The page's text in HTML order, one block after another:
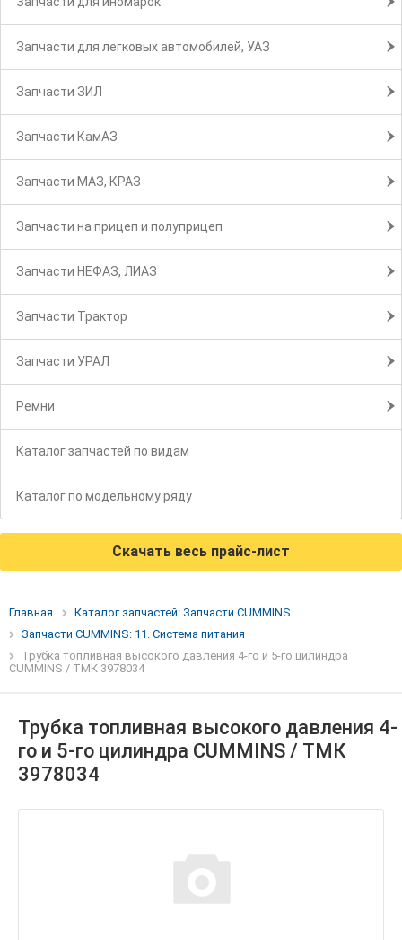
Запчасти для легковых автомобилей, УАЗ
Запчасти ЗИЛ
Запчасти КамАЗ
Запчасти МАЗ, КРАЗ
Запчасти на прицеп и полуприцеп
Запчасти НЕФАЗ, ЛИАЗ
Запчасти Трактор
Запчасти УРАЛ
Ремни
Каталог запчастей по видам
Каталог по модельному ряду
Скачать весь прайс-лист
Главная
Каталог запчастей: Запчасти CUMMINS
Запчасти CUMMINS: 11. Система питания
Трубка топливная высокого давления 4-го и 5-го цилиндра
CUMMINS / ТМК 3978034
Трубка топливная высокого давления 4-
го и 5-го цилиндра CUMMINS / ТМК
3978034